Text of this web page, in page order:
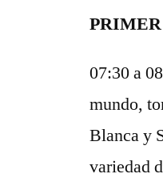
07:30 a
mundo,
Blanca y
variedad